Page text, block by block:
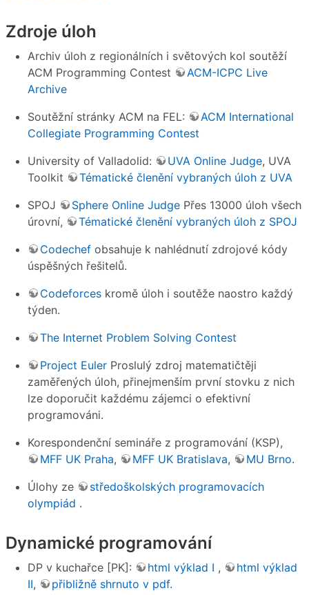
Zdroje úloh
Archiv úloh z regionálních i světových kol soutěží
ACM Programming Contest
ACM-ICPC Live
Archive
Soutěžní stránky ACM na FEL:
ACM International
Collegiate Programming Contest
University of Valladolid:
UVA Online Judge, UVA
Toolkit
Tématické členění vybraných úloh z UVA
SPOJ
Sphere Online Judge Přes 13000 úloh všech
úrovní,
Tématické členění vybraných úloh z SPOJ
Codechef obsahuje k nahlédnutí zdrojové kódy
úspěšných řešitelů.
Codeforces kromě úloh i soutěže naostro každý
týden.
The Internet Problem Solving Contest
Project Euler Proslulý zdroj matematičtěji
zaměřených úloh, přinejmenším první stovku z nich
lze doporučit každému zájemci o efektivní
programováni.
Korespondenční semináře z programování (KSP),
MFF UK Praha, MFF UK Bratislava, MU Brno.
Úlohy ze
středoškolských programovacích
olympiád .
Dynamické programování
DP v kuchařce [PK]: html výklad I ,
html výklad
II,
přibližně shrnuto v pdf.